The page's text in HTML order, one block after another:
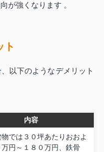
が強くなります 。
ト
以下のようなデメリット
内容
では３０坪あたりおおよ
万円～１８０万円、鉄骨